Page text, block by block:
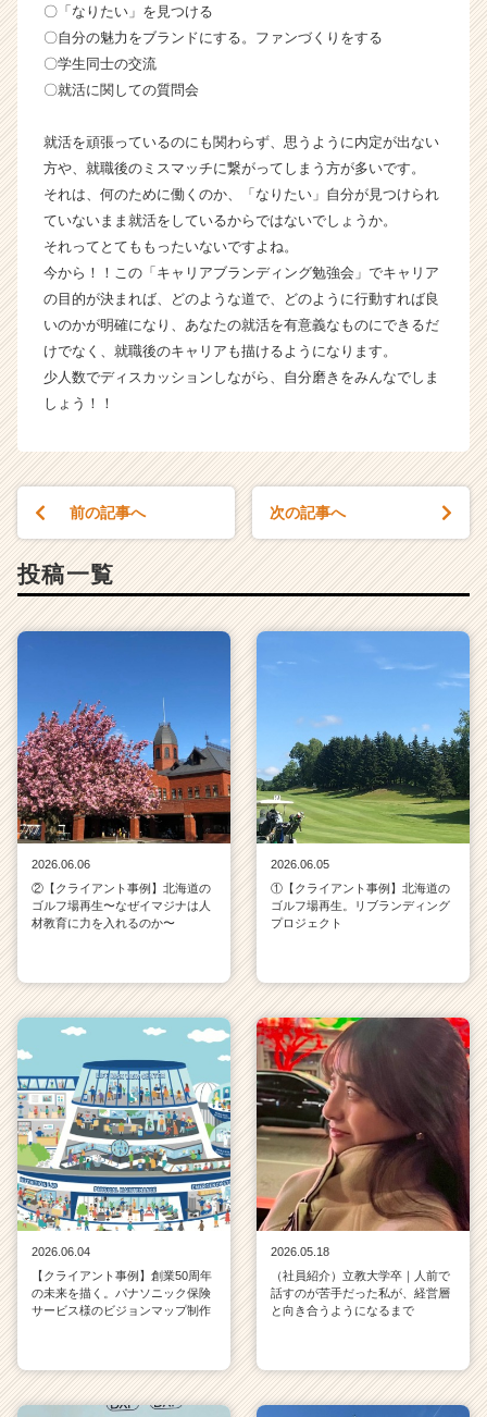
サ
イ
チ
ャ
リ
ア
（C
h
r
C
a
r
〇「なりたい」を見つける
〇自分の魅力をブランドにする。ファンづくりをする
〇学生同士の交流
〇就活に関しての質問会
就活を頑張っているのにも関わらず、思うように内定が出ない
方や、就職後のミスマッチに繋がってしまう方が多いです。
それは、何のために働くのか、「なりたい」自分が見つけられ
ていないまま就活をしているからではないでしょうか。
それってとてももったいないですよね。
今から！！この「キャリアブランディング勉強会」でキャリア
の目的が決まれば、どのような道で、どのように行動すれば良
いのかが明確になり、あなたの就活を有意義なものにできるだ
けでなく、就職後のキャリアも描けるようになります。
少人数でディスカッションしながら、自分磨きをみんなでしま
しょう！！
前の記事へ 次の記事へ
投稿一覧
2026.06.06
②【クライアント事例】北海道の
ゴルフ場再生〜なぜイマジナは人
材教育に力を入れるのか〜
2026.06.05
①【クライアント事例】北海道の
ゴルフ場再生。リブランディング
プロジェクト
2026.06.04
【クライアント事例】創業50周年
の未来を描く。パナソニック保険
サービス様のビジョンマップ制作
2026.05.18
（社員紹介）立教大学卒｜人前で
話すのが苦手だった私が、経営層
と向き合うようになるまで